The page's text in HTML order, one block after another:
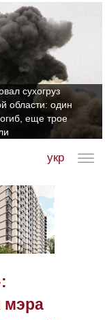
сухогруз
области: один
еще трое
укр
мэра